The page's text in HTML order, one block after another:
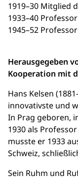
1919–30 Mitglied
1933–40
1945–52
Herausgegeben
Kooperation mit
Hans Kelsen
innovativste und
In Prag geboren,
1930 als
musste er 1933
Schweiz,
Sein Ruhm und